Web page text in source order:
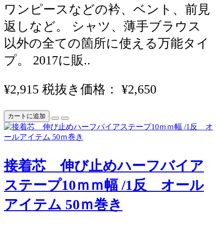
ワンピースなどの衿、ベント、前見
返しなど。 シャツ、薄手ブラウス
以外の全ての箇所に使える万能タイ
プ。 2017に販..
¥2,915 税抜き価格： ¥2,650
カートに追加
接着芯 伸び止めハーフバイア
ステープ10ｍｍ幅 /1反 オール
アイテム 50ｍ巻き